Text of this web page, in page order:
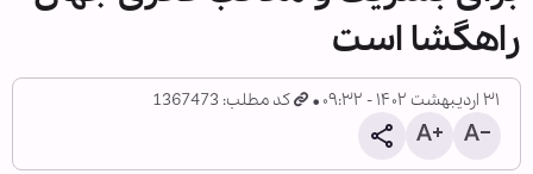
راهگشا است
۳۱ اردیبهشت ۱۴۰۲ - ۰۹:۳۲ کد مطلب: 1367473